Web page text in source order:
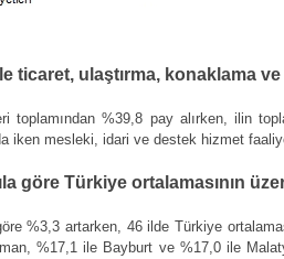
ticaret, ulaştırma, konaklama
toplamından %39,8 pay alırken, ilin
iken mesleki, idari ve destek hizmet
göre Türkiye ortalamasının
%3,3 artarken, 46 ilde Türkiye
%17,1 ile Bayburt ve %17,0 ile